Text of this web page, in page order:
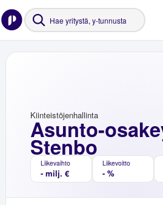
Asunto-
Stenbo
Kiinteistöjenhallinta
Liikevaihto
- milj. €
Liikevoitto
- %